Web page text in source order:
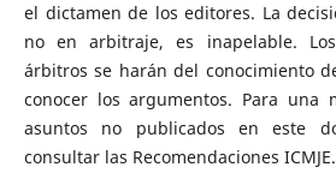
el dictamen de los editores. La
no en arbitraje, es inapelable.
árbitros se harán del conocimiento
conocer los argumentos. Para una
asuntos no publicados en este
consultar las Recomendaciones ICMJE.